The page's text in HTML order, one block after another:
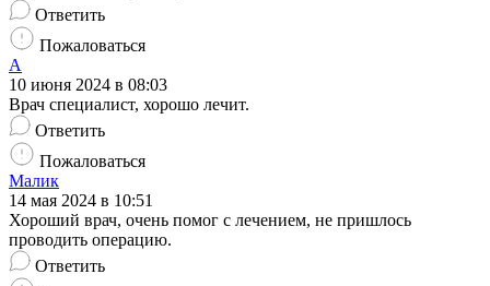
Ответить
Пожаловаться
А
10 июня 2024 в 08:03
Врач специалист, хорошо лечит.
Ответить
Пожаловаться
Малик
14 мая 2024 в 10:51
Хороший врач, очень помог с лечением, не пришлось
проводить операцию.
Ответить